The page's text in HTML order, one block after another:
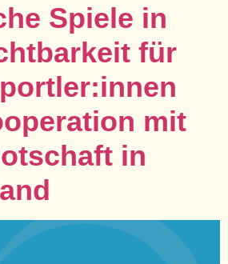
Spiele in
für
mit
in